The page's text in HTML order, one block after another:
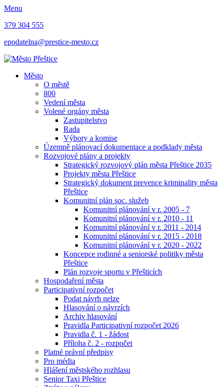
Menu
379 304 555
epodatelna@prestice-mesto.cz
Město
O městě
800
Vedení města
Volené orgány města
Zastupitelstvo
Rada
Výbory a komise
Územně plánovací dokumentace a podklady města
Rozvojové plány a projekty
Strategický rozvojový plán města Přeštice 2035
Projekty města Přeštice
Strategický dokument prevence kriminality města
Přeštice
Komunitní plán soc. služeb
Komunitní plánování v r. 2005 - 7
Komunitní plánování v r. 2010 - 11
Komunitní plánování v r. 2011 - 2014
Komunitní plánování v r. 2015 - 2018
Komunitní plánování v r. 2020 - 2022
Koncepce rodinné a seniorské politiky města
Přeštice
Plán rozvoje sportu v Přešticích
Hospodaření města
Participativní rozpočet
Podat návrh nelze
Hlasování o návrzích
Archiv hlasování
Pravidla Participativní rozpočet 2026
Pravidla č. 1 - žádost
Příloha č. 2 - rozpočet
Platné právní předpisy
Pro média
Hlášení městského rozhlasu
Senior Taxi Přeštice